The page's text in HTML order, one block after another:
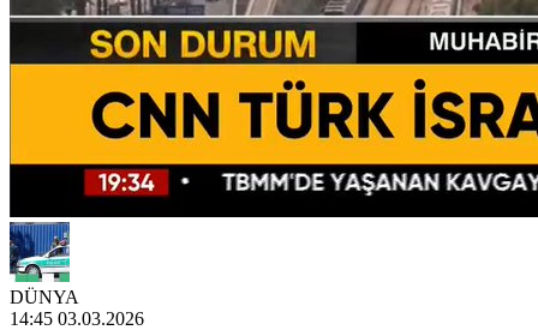
DÜNYA
14:45 03.03.2026